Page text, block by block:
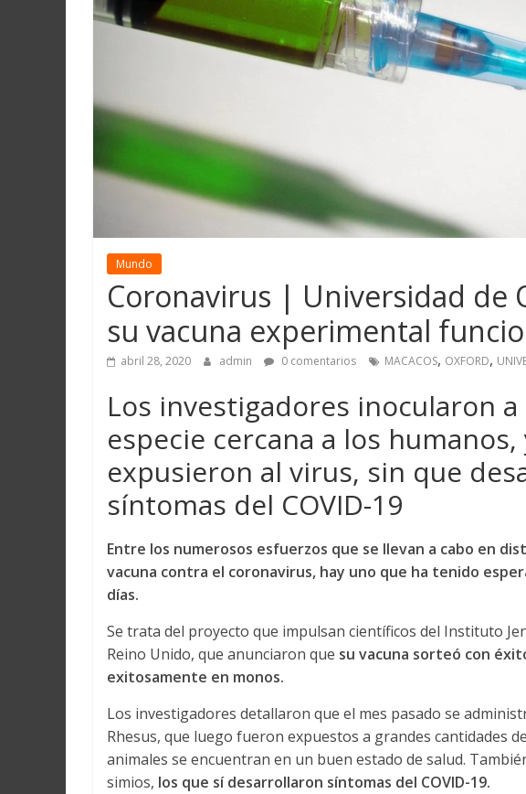
Martín
y
Mundo
Coronavirus | Universidad de
su vacuna experimental
abril 28, 2020 admin 0 comentarios MACACOS, OXFORD,
Los investigadores inocularon a
especie cercana a los
expusieron al virus, sin que
síntomas del COVID-19
Entre los numerosos esfuerzos que se llevan a cabo en
vacuna contra el coronavirus, hay uno que ha tenido
días.
Se trata del proyecto que impulsan científicos del Instituto
Reino Unido, que anunciaron que su vacuna sorteó con
exitosamente en monos.
Los investigadores detallaron que el mes pasado se
Rhesus, que luego fueron expuestos a grandes cantidades
animales se encuentran en un buen estado de salud.
simios, los que sí desarrollaron síntomas del COVID-19.